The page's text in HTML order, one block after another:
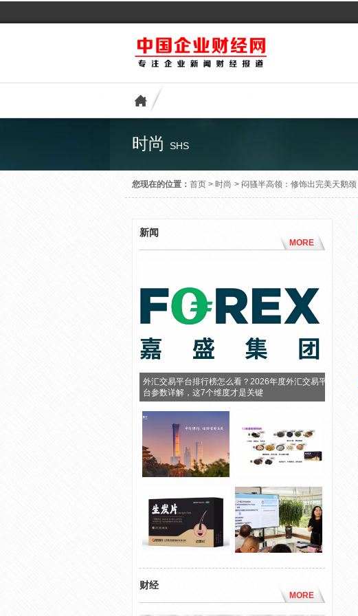
时尚 SHS
您现在的位置： 首页 > 时尚 > 闷骚半高领：修饰出完美天鹅颈
新闻
MORE
外汇交易平台排行榜怎么看？2026年度外汇交易平
台参数详解，这7个维度才是关键
财经
MORE